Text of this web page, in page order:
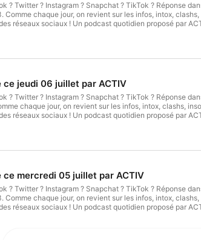
? Twitter ? Instagram ? Snapchat ? TikTok ? Réponse
chaque jour, on revient sur les infos, intox,
réseaux sociaux ! Un podcast quotidien proposé par
ce jeudi 06 juillet par ACTIV
? Twitter ? Instagram ? Snapchat ? TikTok ? Réponse
chaque jour, on revient sur les infos, intox, clashs,
réseaux sociaux ! Un podcast quotidien proposé par
ce mercredi 05 juillet par ACTIV
? Twitter ? Instagram ? Snapchat ? TikTok ? Réponse
chaque jour, on revient sur les infos, intox,
réseaux sociaux ! Un podcast quotidien proposé par